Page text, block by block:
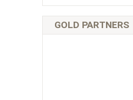
GOLD PARTNERS